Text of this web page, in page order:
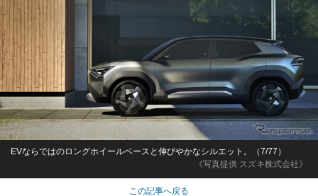
《写真提供 スズキ株式会社》
EVならではのロングホイールベースと伸びやかなシルエット。（7/77）
この記事へ戻る